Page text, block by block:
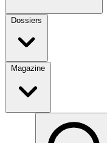
Dossiers
Magazine